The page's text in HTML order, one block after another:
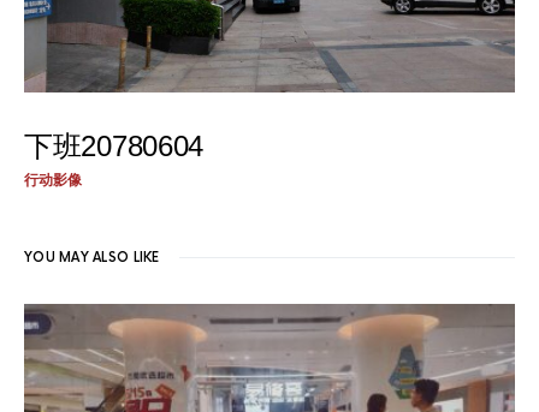
下班20780604
行动影像
YOU MAY ALSO LIKE